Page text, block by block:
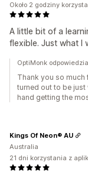
A little bit of a
flexible. Just what I
Około 2 godziny
OptiMonk
Thank you so much
turned out to be just
hand getting the
Kings Of Neon® AU
Australia
21 dni korzystania z